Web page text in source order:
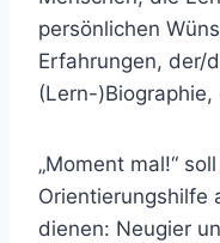
persönlichen
Erfahrungen, der/
(Lern-)Biographie,
„Moment mal!“
Orientierungshilfe
dienen: Neugier